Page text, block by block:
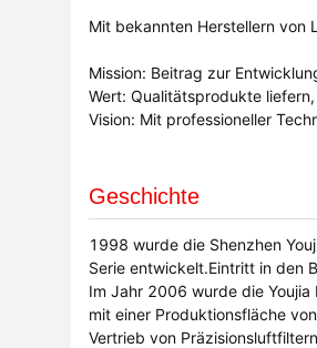
Mit bekannten Herstellern von
Mission: Beitrag zur
Wert: Qualitätsprodukte
Vision: Mit professioneller
Geschichte
1998 wurde die Shenzhen
Serie entwickelt.Eintritt in den
Im Jahr 2006 wurde die
mit einer Produktionsfläche
Vertrieb von